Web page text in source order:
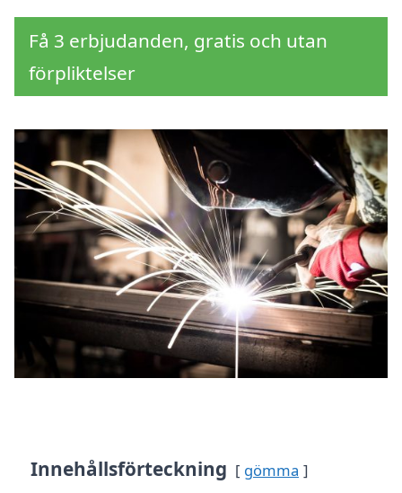
Få 3 erbjudanden, gratis och utan
förpliktelser
Innehållsförteckning gömma